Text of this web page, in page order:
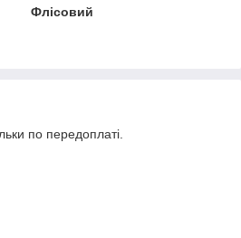
Флісовий
по передоплаті.